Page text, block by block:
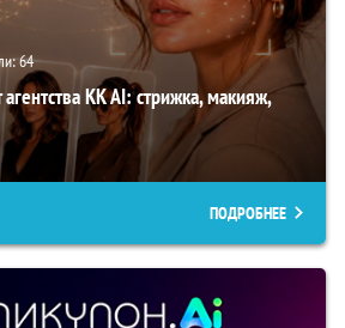
64
KK AI: стрижка, макияж,
ПОДРОБНЕЕ